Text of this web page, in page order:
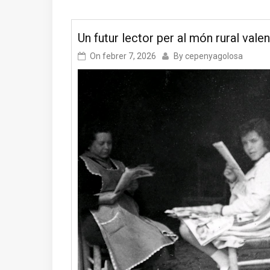
Un futur lector per al món rural
On febrer 7, 2026 By cepenyagolosa